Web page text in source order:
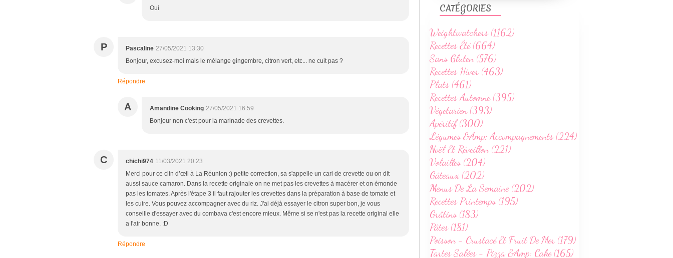
Oui
P Pascaline 27/05/2021 13:30
Bonjour, excusez-moi mais le mélange gingembre, citron vert, etc... ne cuit pas ?
Répondre
A Amandine Cooking 27/05/2021 16:59
Bonjour non c'est pour la marinade des crevettes.
C chichi974 11/03/2021 20:23
Merci pour ce clin d’œil à La Réunion :) petite correction, sa s'appelle un cari de crevette ou on dit
aussi sauce camaron. Dans la recette originale on ne met pas les crevettes à macérer et on émonde
pas les tomates. Après l'étape 3 il faut rajouter les crevettes dans la préparation à base de tomate et
les cuire. Vous pouvez accompagner avec du riz. J'ai déjà essayer le citron super bon, je vous
conseille d'essayer avec du combava c'est encore mieux. Même si se n'est pas la recette original elle
a l'air bonne. :D
Répondre
CATÉGORIES
Weightwatchers (1162)
Recettes Été (664)
Sans Gluten (576)
Recettes Hiver (463)
Plats (461)
Recettes Automne (395)
Végetarien (393)
Apéritif (300)
Légumes &Amp; Accompagnements (224)
Noël Et Réveillon (221)
Volailles (204)
Gâteaux (202)
Menus De La Semaine (202)
Recettes Printemps (195)
Grâtins (183)
Pâtes (181)
Poisson - Crustacé Et Fruit De Mer (179)
Tartes Salées - Pizza &Amp; Cake (165)